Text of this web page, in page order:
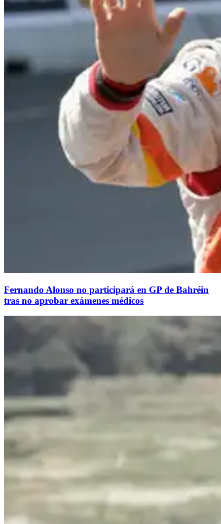
Fernando Alonso no participará en GP de Bahréin
tras no aprobar exámenes médicos